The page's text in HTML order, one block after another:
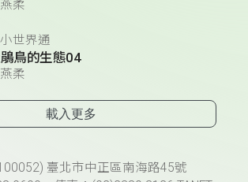
柔
世界通
鳥的生態04
柔
載入更多
臺北市中正區南海路45號